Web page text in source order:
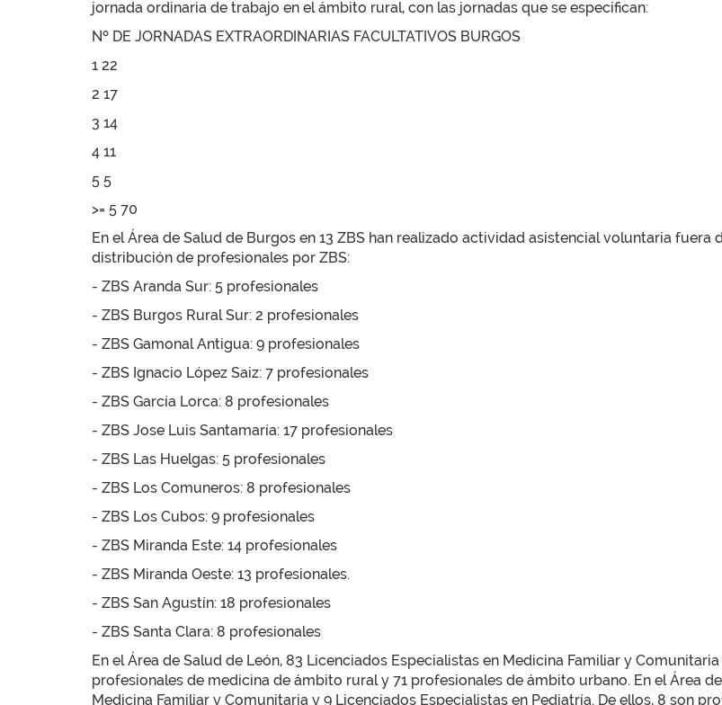
jornada ordinaria de trabajo en el ámbito rural, con las jornadas que se especifican:
Nº DE JORNADAS EXTRAORDINARIAS FACULTATIVOS BURGOS
1 22
2 17
3 14
4 11
5 5
>= 5 70
En el Área de Salud de Burgos en 13 ZBS han realizado actividad asistencial voluntaria
distribución de profesionales por ZBS:
- ZBS Aranda Sur: 5 profesionales
- ZBS Burgos Rural Sur: 2 profesionales
- ZBS Gamonal Antigua: 9 profesionales
- ZBS Ignacio López Saiz: 7 profesionales
- ZBS García Lorca: 8 profesionales
- ZBS Jose Luis Santamaría: 17 profesionales
- ZBS Las Huelgas: 5 profesionales
- ZBS Los Comuneros: 8 profesionales
- ZBS Los Cubos: 9 profesionales
- ZBS Miranda Este: 14 profesionales
- ZBS Miranda Oeste: 13 profesionales.
- ZBS San Agustín: 18 profesionales
- ZBS Santa Clara: 8 profesionales
En el Área de Salud de León, 83 Licenciados Especialistas en Medicina Familiar y
profesionales de medicina de ámbito rural y 71 profesionales de ámbito urbano. En el Área
Medicina Familiar y Comunitaria y 9 Licenciados Especialistas en Pediatría. De ellos, 8 son